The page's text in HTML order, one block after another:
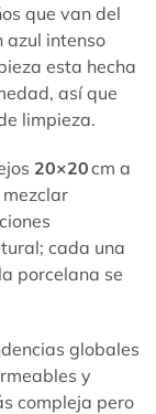
que van del
azul intenso
esta hecha
así que
limpieza.
20×20cm a
cada una
porcelana se
globales
y
compleja pero